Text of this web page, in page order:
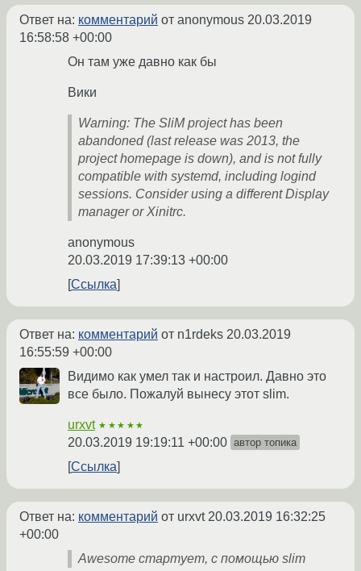
Ответ на: комментарий от anonymous 20.03.2019
16:58:58 +00:00
Он там уже давно как бы
Вики
Warning: The SliM project has been
abandoned (last release was 2013, the
project homepage is down), and is not fully
compatible with systemd, including logind
sessions. Consider using a different Display
manager or Xinitrc.
anonymous
20.03.2019 17:39:13 +00:00
Ссылка
Ответ на: комментарий от n1rdeks 20.03.2019
16:55:59 +00:00
Видимо как умел так и настроил. Давно это
все было. Пожалуй вынесу этот slim.
urxvt ★★★★★
20.03.2019 19:19:11 +00:00 автор топика
Ссылка
Ответ на: комментарий от urxvt20.03.2019 16:32:25
+00:00
Awesome стартует, с помощью slim